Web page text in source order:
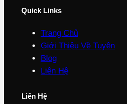
Quick Links
Trang Chủ
Giới Thiệu Về Tuyên
Blog
Liên Hệ
Liên Hệ